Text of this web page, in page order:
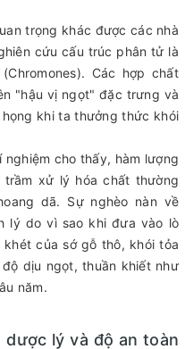
trọng khác được các nhà
cứu cấu trúc phân tử là
Các hợp chất
"hậu vị ngọt" đặc trưng và
khi ta thưởng thức khói
cho thấy, hàm lượng
trầm xử lý hóa chất thường
dã. Sự nghèo nàn về
lý do vì sao khi đưa vào lò
của sớ gỗ thô, khói tỏa
dịu ngọt, thuần khiết như
năm.
lý và độ an toàn